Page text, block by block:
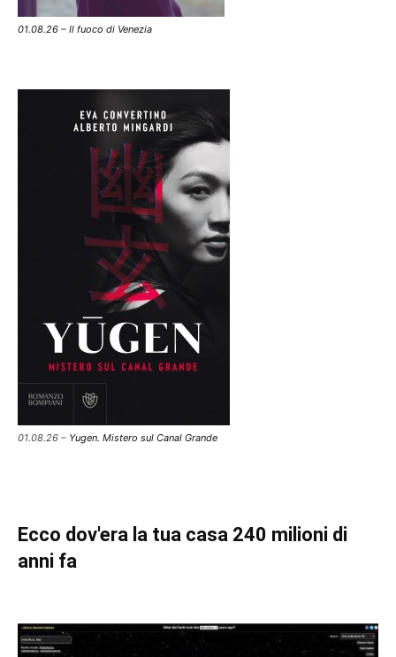
01.08.26 – Il fuoco di Venezia
01.08.26 – Yugen. Mistero sul Canal Grande
Ecco dov'era la tua casa 240 milioni di
anni fa